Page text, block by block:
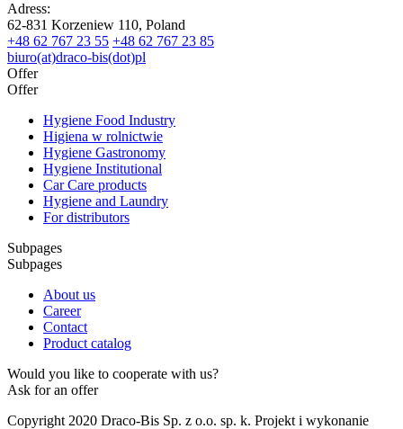
Adress:
62-831 Korzeniew 110, Poland
+48 62 767 23 55 +48 62 767 23 85
biuro(at)draco-bis(dot)pl
Offer
Offer
Hygiene Food Industry
Higiena w rolnictwie
Hygiene Gastronomy
Hygiene Institutional
Car Care products
Hygiene and Laundry
For distributors
Subpages
Subpages
About us
Career
Contact
Product catalog
Would you like to cooperate with us?
Ask for an offer
Copyright 2020 Draco-Bis Sp. z o.o. sp. k. Projekt i wykonanie